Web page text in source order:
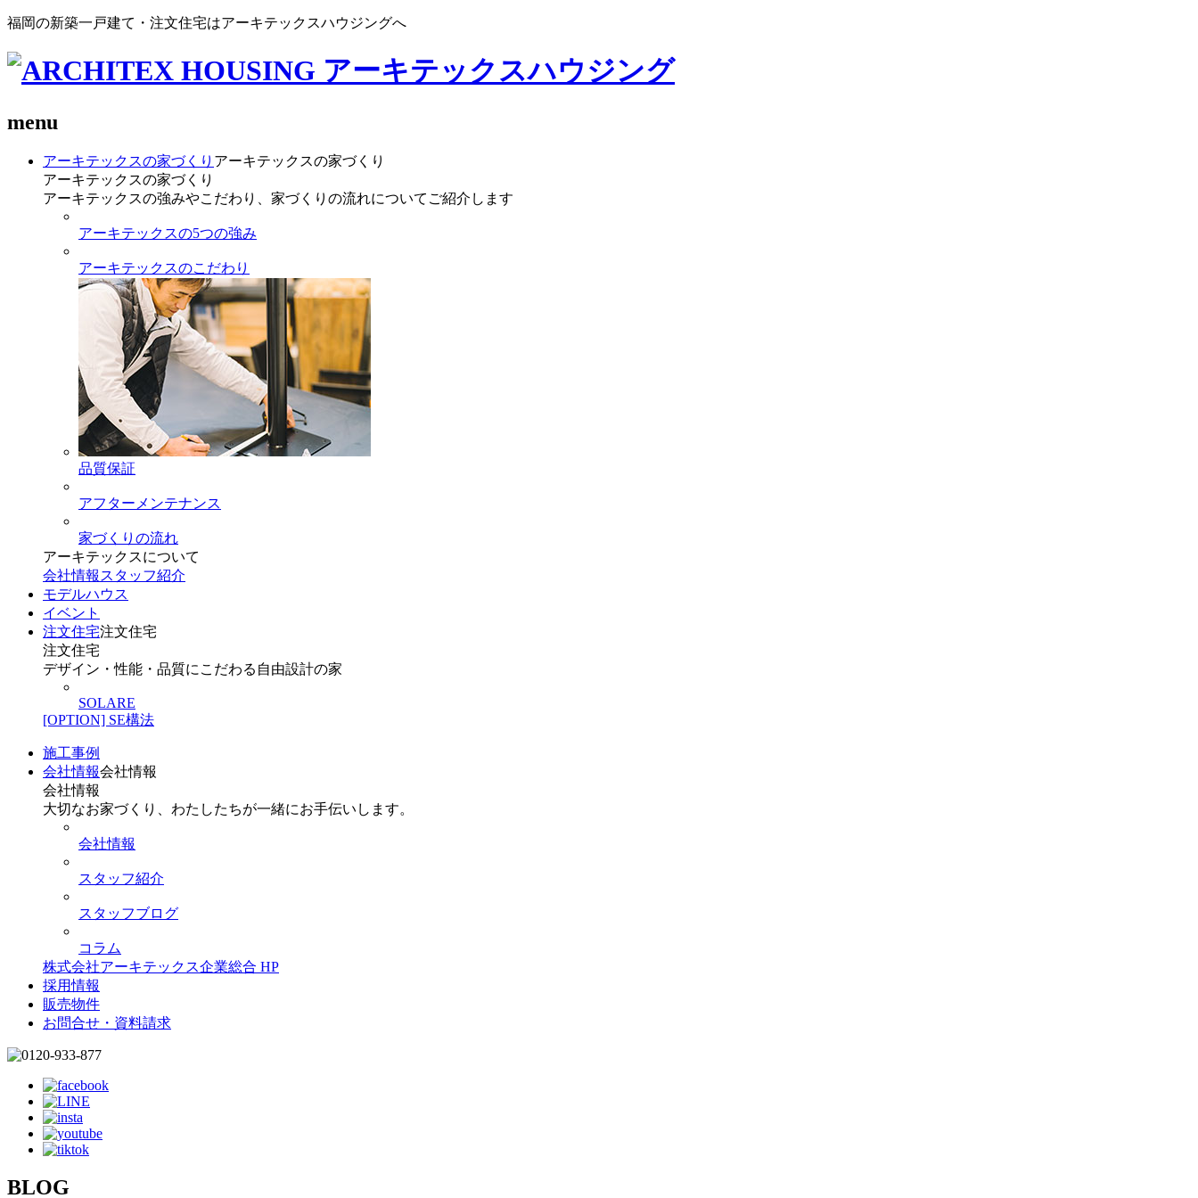
福岡の新築一戸建て・注文住宅はアーキテックスハウジングへ
menu
アーキテックスの家づくり アーキテックスの家づくり
アーキテックスの家づくり
アーキテックスの強みやこだわり、家づくりの流れについてご紹介します
アーキテックスの5つの強み
アーキテックスのこだわり
品質保証
アフターメンテナンス
家づくりの流れ
アーキテックスについて
会社情報 スタッフ紹介
モデルハウス
イベント
注文住宅注文住宅
注文住宅
デザイン・性能・品質にこだわる自由設計の家
SOLARE
[OPTION] SE構法
施工事例
会社情報会社情報
会社情報
大切なお家づくり、わたしたちが一緒にお手伝いします。
会社情報
スタッフ紹介
スタッフブログ
コラム
株式会社アーキテックス企業総合 HP
採用情報
販売物件
お問合せ・資料請求
BLOG